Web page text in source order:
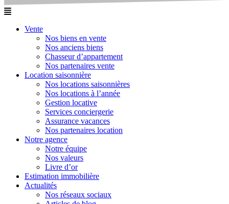
Vente
Nos biens en vente
Nos anciens biens
Chasseur d’appartement
Nos partenaires vente
Location saisonnière
Nos locations saisonnières
Nos locations à l’année
Gestion locative
Services conciergerie
Assurance vacances
Nos partenaires location
Notre agence
Notre équipe
Nos valeurs
Livre d’or
Estimation immobilière
Actualités
Nos réseaux sociaux